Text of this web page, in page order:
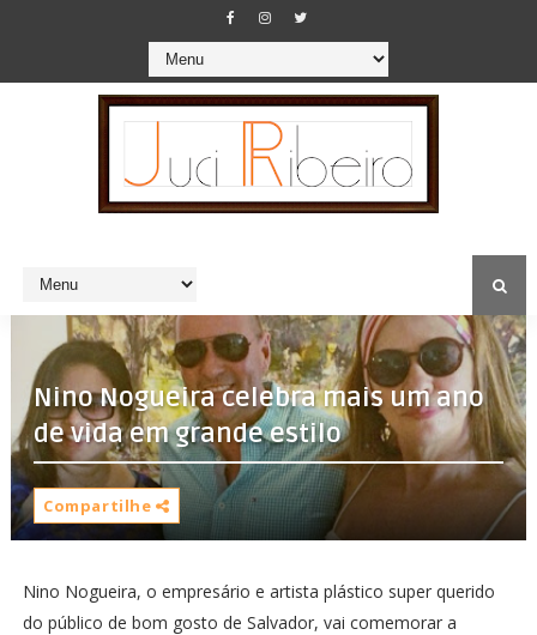
Nino Nogueira celebra mais um ano
de vida em grande estilo
Compartilhe
Nino Nogueira, o empresário e artista plástico super querido
do público de bom gosto de Salvador, vai comemorar a